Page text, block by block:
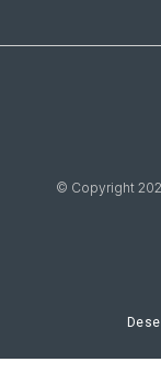
© Copyright